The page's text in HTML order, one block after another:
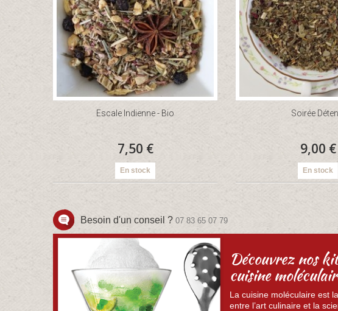
Escale Indienne - Bio
7,50 €
En stock
Soirée
9,00 €
En stock
Besoin d'un conseil ? 07 83 65 07 79
Découvrez nos
cuisine
La cuisine moléculaire est
entre l’art culinaire et la